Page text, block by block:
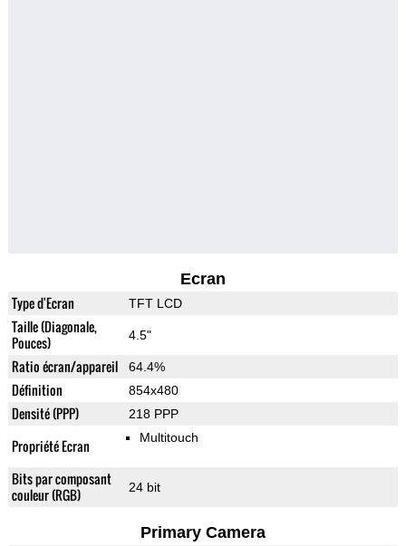
Ecran
Type d'Ecran TFT LCD
Taille (Diagonale,
Pouces)
4.5"
Ratio écran/appareil 64.4%
Définition 854x480
Densité (PPP) 218 PPP
Propriété Ecran Multitouch
Bits par composant
couleur (RGB)
24 bit
Primary Camera